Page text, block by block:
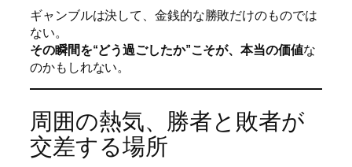
ギャンブルは決して、金銭的な勝敗だけのものでは
ない。
その瞬間を“どう過ごしたか”こそが、本当の価値な
のかもしれない。
周囲の熱気、勝者と敗者が
交差する場所